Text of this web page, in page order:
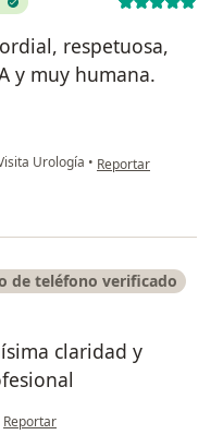
respetuosa,
y muy humana.
Urología • en opinión del
Reportar
de teléfono verificado
claridad y
en opinión del usuario Alexander
Reportar